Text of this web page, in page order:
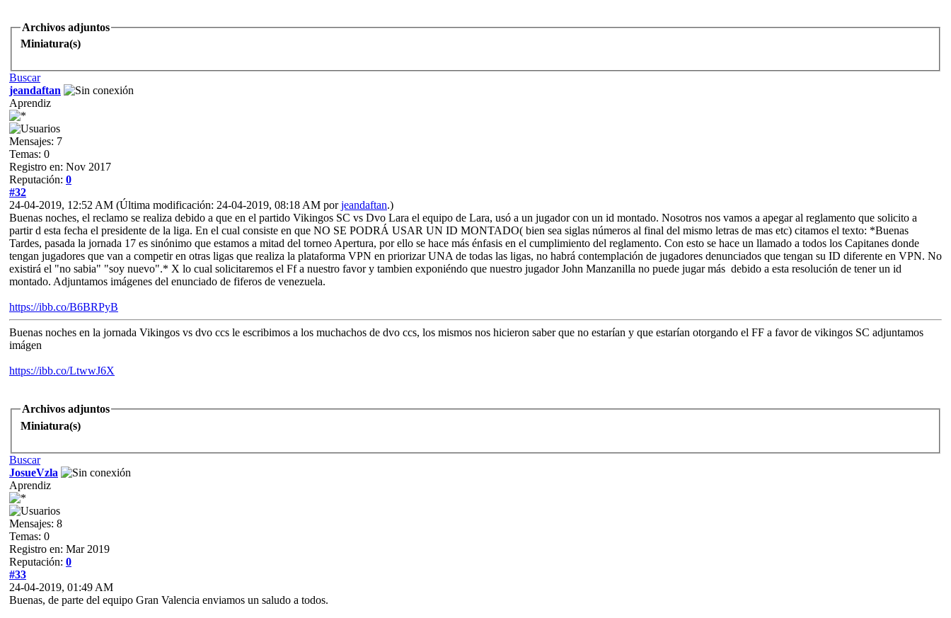
Archivos adjuntos
Miniatura(s)
Buscar
jeandaftan
Aprendiz
Mensajes: 7
Temas: 0
Registro en: Nov 2017
Reputación: 0
#32
24-04-2019, 12:52 AM (Última modificación: 24-04-2019, 08:18 AM porjeandaftan.)
Buenas noches, el reclamo se realiza debido a que en el partido Vikingos SC vs Dvo Lara el equipo de Lara, usó a un jugador con un id montado. Nosotros nos vamos a apegar al reglamento que solicito a
partir d esta fecha el presidente de la liga. En el cual consiste en que NO SE PODRÁ USAR UN ID MONTADO( bien sea siglas números al final del mismo letras de mas etc) citamos el texto: *Buenas
Tardes, pasada la jornada 17 es sinónimo que estamos a mitad del torneo Apertura, por ello se hace más énfasis en el cumplimiento del reglamento. Con esto se hace un llamado a todos los Capitanes donde
tengan jugadores que van a competir en otras ligas que realiza la plataforma VPN en priorizar UNA de todas las ligas, no habrá contemplación de jugadores denunciados que tengan su ID diferente en VPN. No
existirá el "no sabia" "soy nuevo".* X lo cual solicitaremos el Ff a nuestro favor y tambien exponiéndo que nuestro jugador John Manzanilla no puede jugar más debido a esta resolución de tener un id
montado. Adjuntamos imágenes del enunciado de fiferos de venezuela.
https://ibb.co/B6BRPyB
Buenas noches en la jornada Vikingos vs dvo ccs le escribimos a los muchachos de dvo ccs, los mismos nos hicieron saber que no estarían y que estarían otorgando el FF a favor de vikingos SC adjuntamos
imágen
https://ibb.co/LtwwJ6X
Archivos adjuntos
Miniatura(s)
Buscar
JosueVzla
Aprendiz
Mensajes: 8
Temas: 0
Registro en: Mar 2019
Reputación: 0
#33
24-04-2019, 01:49 AM
Buenas, de parte del equipo Gran Valencia enviamos un saludo a todos.